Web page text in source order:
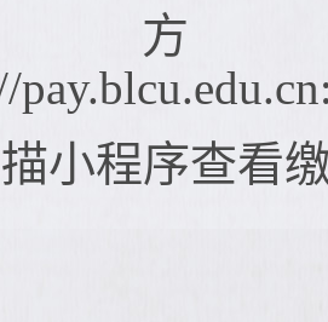
小程序查看